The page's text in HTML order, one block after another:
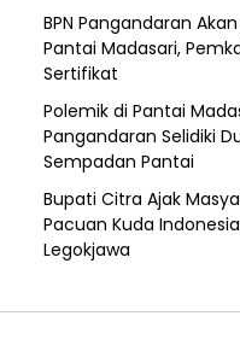
BPN Pangandaran
Pantai Madasari,
Sertifikat
Polemik di Pantai
Pangandaran Selidiki
Sempadan Pantai
Bupati Citra Ajak
Pacuan Kuda
Legokjawa